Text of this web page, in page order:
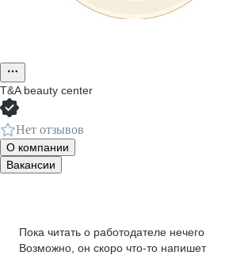
T&A beauty center
Нет отзывов
О компании
Вакансии
Пока читать о работодателе нечего
Возможно, он скоро что‑то напишет